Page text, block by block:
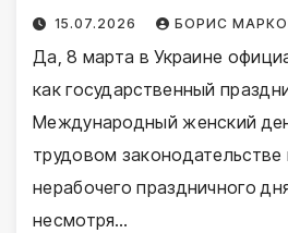
15.07.2026 БОРИС
Да, 8 марта в Украине
как государственный
Международный женский
трудовом законодательстве
нерабочего праздничного
несмотря…